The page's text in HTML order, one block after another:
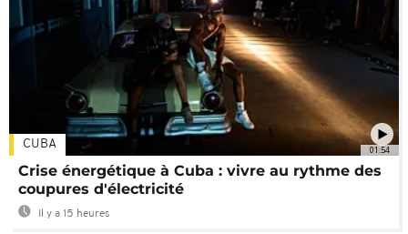
01:54
CUBA
Crise énergétique à Cuba : vivre au rythme des
coupures d'électricité
Il y a 15 heures